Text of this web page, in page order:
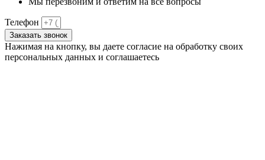
Телефон
Заказать звонок
Нажимая на кнопку, вы даете согласие на обработку своих
персональных данных и соглашаетесь